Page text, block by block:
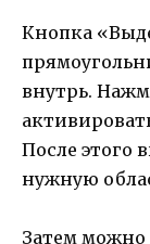
Кнопка
внутрь.
После этого
нужную
Затем можно